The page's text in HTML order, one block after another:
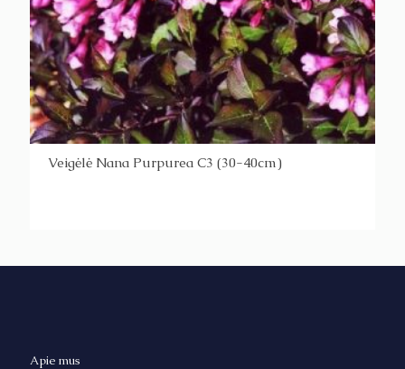
Veigėlė Nana Purpurea C3 (30-40cm)
Apie mus